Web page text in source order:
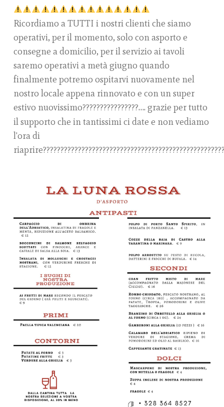
Ricordiamo a TUTTI i nostri clienti che siamo
operativi, per il momento, solo con asporto e
consegne a domicilio, per il servizio ai tavoli
saremo operativi a metà giugno quando
finalmente potremo ospitarvi nuovamente nel
nostro locale appena rinnovato e con un super
estivo nuovissimo????????????????…. grazie per tutto
il supporto che in tantissimi ci date e non vediamo
l'ora di
riaprire????????????????????????????????????????????????